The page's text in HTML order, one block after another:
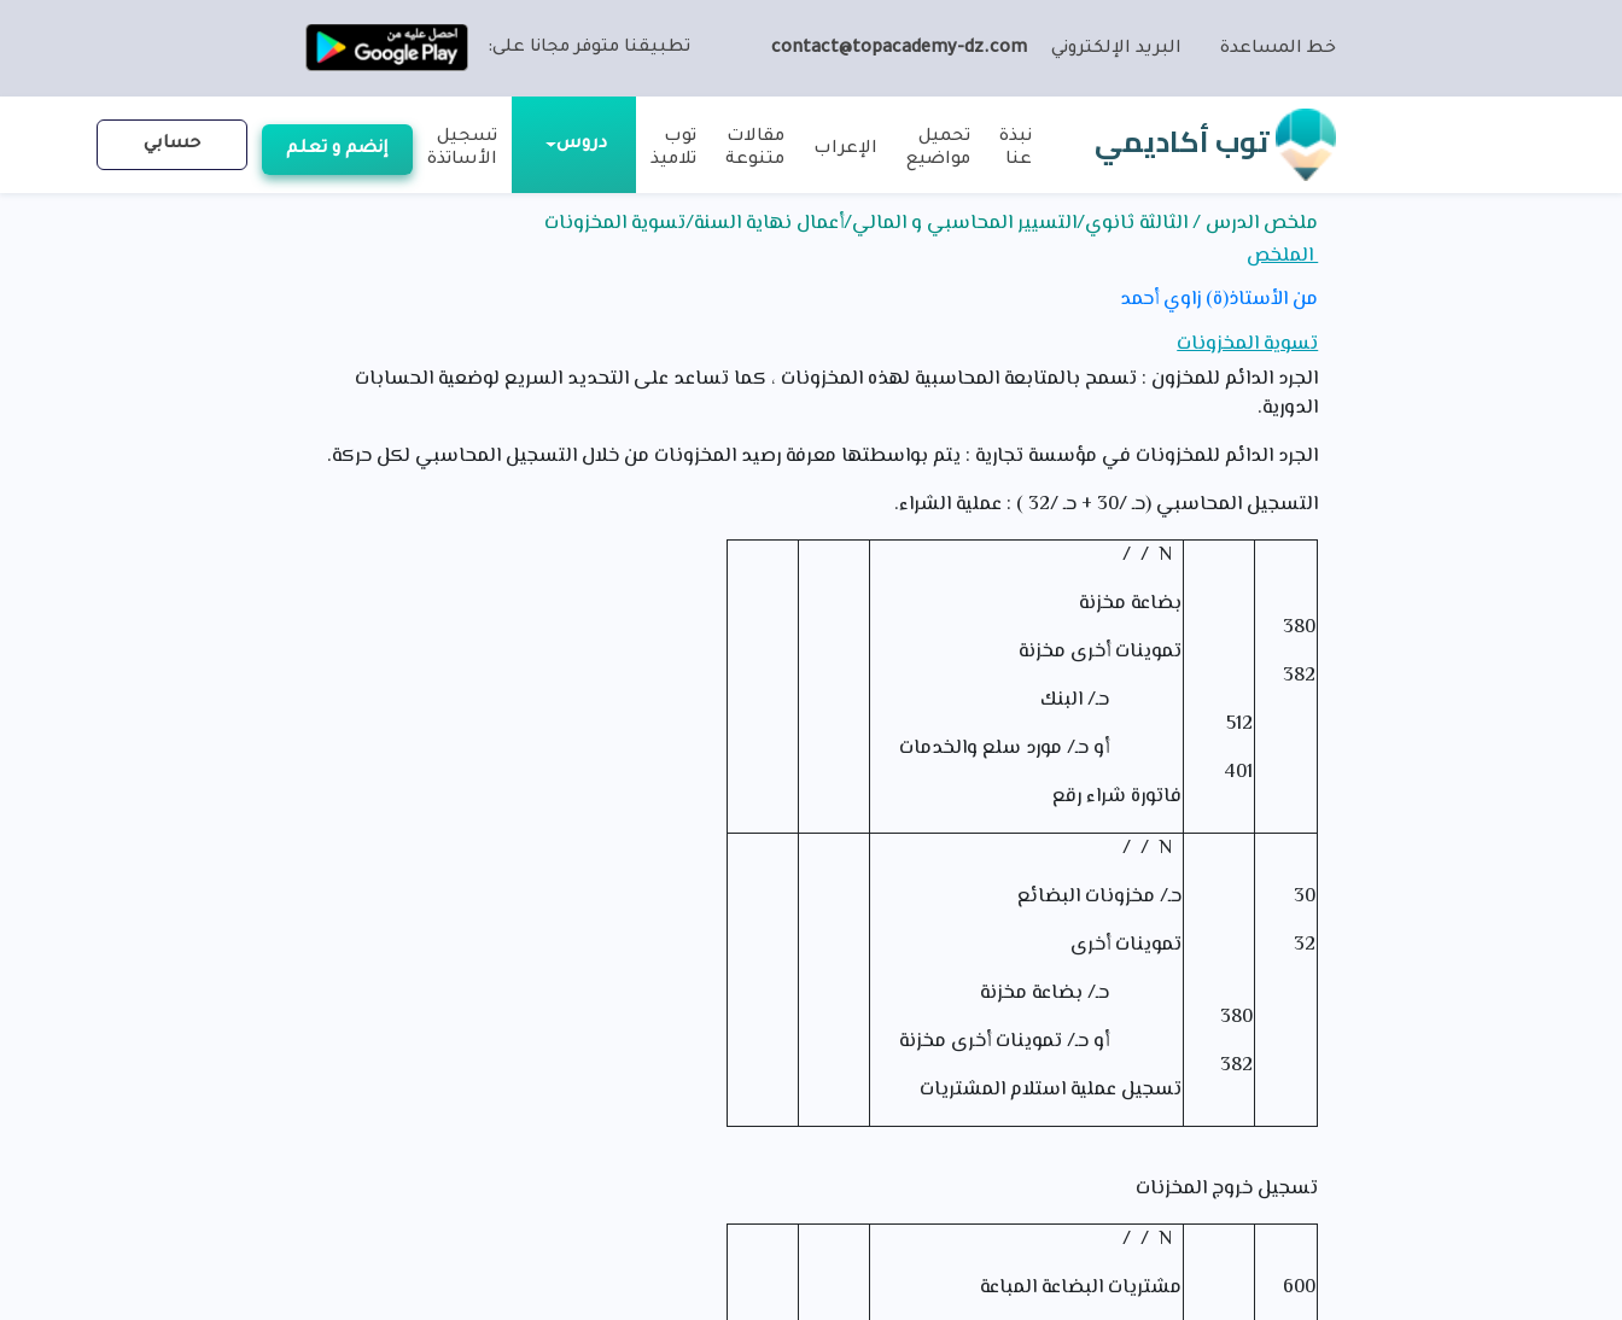
خط المساعدة البريد الإلكتروني contact@topacademy-dz.com تطبيقنا متوفر مجانا على:
توب أكاديمي
نبذة
عنا
تحميل
مواضيع
الإعراب
مقالات
متنوعة
توب
تلاميذ
دروس
تسجيل
الأساتذة
إنضم و تعلم حسابي
ملخص الدرس / الثالثة ثانوي/التسيير المحاسبي و المالي/أعمال نهاية السنة/تسوية المخزونات
الملخص
من الأستاذ(ة) زاوي أحمد
تسوية المخزونات
الجرد الدائم للمخزون : تسمح بالمتابعة المحاسبية لهذه المخزونات ، كما تساعد على التحديد السريع لوضعية الحسابات
الدورية.
الجرد الدائم للمخزونات في مؤسسة تجارية : يتم بواسطتها معرفة رصيد المخزونات من خلال التسجيل المحاسبي لكل حركة.
التسجيل المحاسبي (حـ /30 + حـ /32 ) : عملية الشراء.
380
382
512
401
بضاعة مخزنة
تموينات أخرى مخزنة
حـ/ البنك
أو حـ/ مورد سلع والخدمات
فاتورة شراء رقع
30
32
380
382
حـ/ مخزونات البضائع
تموينات أخرى
حـ/ بضاعة مخزنة
أو حـ/ تموينات أخرى مخزنة
تسجيل عملية استلام المشتريات
تسجيل خروج المخزنات
600
مشتريات البضاعة المباعة